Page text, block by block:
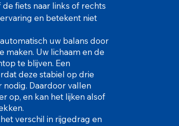
fiets naar links of rechts
en betekent niet
uw balans door
Uw lichaam en de
te blijven. Een
deze stabiel op drie
nodig. Daardoor vallen
op, en kan het lijken alsof
verschil in rijgedrag en